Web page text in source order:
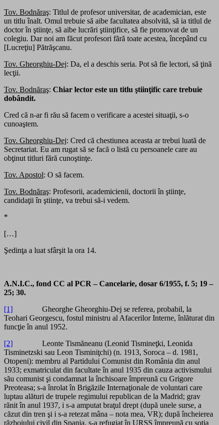
Tov. Bodnăraş: Titlul de profesor universitar, de academician, este
un titlu înalt. Omul trebuie să aibe facultatea absolvită, să ia titlul de
doctor în ştiinţe, să aibe lucrări ştiinţifice, să fie promovat de un
colegiu. Dar noi am făcut profesori fără toate acestea, începând cu
[Lucreţiu] Pătrăşcanu.
Tov. Gheorghiu-Dej: Da, el a deschis seria. Pot să fie lectori, să ţină
lecţii.
Tov. Bodnăraş: Chiar lector este un titlu ştiinţific care trebuie
dobândit.
Cred că n-ar fi rău să facem o verificare a acestei situaţii, s-o
cunoaştem.
Tov. Gheorghiu-Dej: Cred că chestiunea aceasta ar trebui luată de
Secretariat. Eu am rugat să se facă o listă cu persoanele care au
obţinut titluri fără cunoştinţe.
Tov. Apostol: O să facem.
Tov. Bodnăraş: Profesorii, academicienii, doctorii în ştiinţe,
candidaţii în ştiinţe, va trebui să-i vedem.
*
[…]
Şedinţa a luat sfârşit la ora 14.
A.N.I.C., fond CC al PCR – Cancelarie, dosar 6/1955, f. 5; 19 –
25; 30.
[1] Gheorghe Gheorghiu-Dej se referea, probabil, la
Teohari Georgescu, fostul ministru al Afacerilor Interne, înlăturat din
funcţie în anul 1952.
[2] Leonte Tismăneanu (Leonid Tismineţki, Leonida
Tisminetzski sau Leon Tisminiţchi) (n. 1913, Soroca – d. 1981,
Otopeni): membru al Partidului Comunist din România din anul
1933; exmatriculat din facultate în anul 1935 din cauza activismului
său comunist şi condamnat la închisoare împreună cu Grigore
Preoteasa; s-a înrolat în Brigăzile Internaţionale de voluntari care
luptau alături de trupele regimului republican de la Madrid; grav
rănit în anul 1937, i s-a amputat braţul drept (după unele surse, a
căzut din tren şi i s-a retezat mâna – nota mea, VR); după încheierea
războiului civil din Spania, s-a refugiat în URSS împreună cu soţia